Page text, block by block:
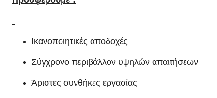
Ικανοποιητικές αποδοχές
Σύγχρονο περιβάλλον υψηλών απαιτήσεων
Άριστες συνθήκες εργασίας